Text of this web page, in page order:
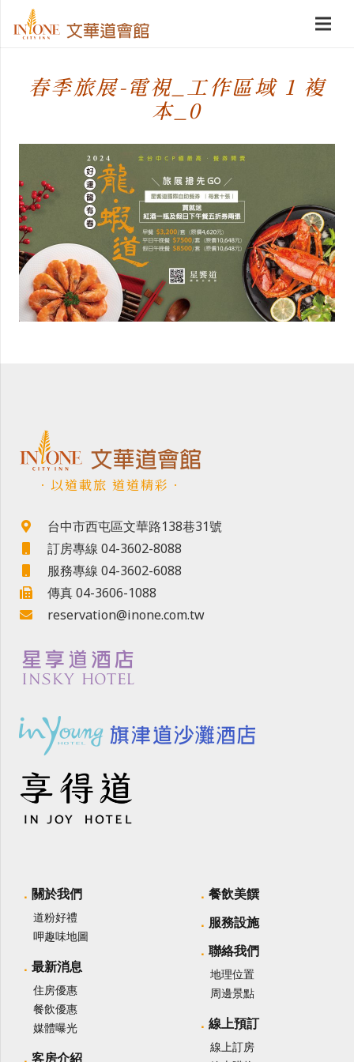
春季旅展-電視_工作區域 1 複
本_0
．以道載旅 道道精彩．
台中市西屯區文華路138巷31號
訂房專線 04-3602-8088
服務專線 04-3602-6088
傳真 04-3606-1088
reservation@inone.com.tw
關於我們
道粉好禮
呷趣味地圖
最新消息
住房優惠
餐飲優惠
媒體曝光
客房介紹
餐飲美饌
服務設施
聯絡我們
地理位置
周邊景點
線上預訂
線上訂房